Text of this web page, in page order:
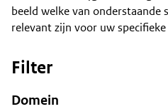
beeld welke van onderstaande
relevant zijn voor uw
Filter
Domein